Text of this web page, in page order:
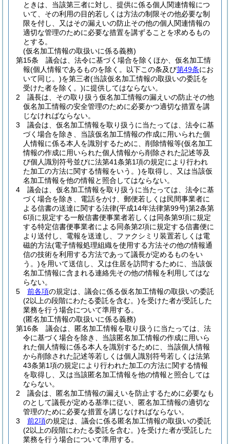
ときは、当該第三者に対し、提供に係る個人関連情報につ
いて、その利用の目的若しくは方法の制限その他必要な制
限を付し、又はその漏えいの防止その他の個人関連情報の
適切な管理のために必要な措置を講ずることを求めるもの
とする。
(仮名加工情報の取扱いに係る義務)
第15条
議会は、法令に基づく場合を除くほか、仮名加工情
報(個人情報であるものを除く。以下この条及び第49条にお
いて同じ。)を第三者(当該仮名加工情報の取扱いの委託を
受けた者を除く。)に提供してはならない。
2
議長は、その取り扱う仮名加工情報の漏えいの防止その他
仮名加工情報の安全管理のために必要かつ適切な措置を講
じなければならない。
3
議会は、仮名加工情報を取り扱うに当たっては、法令に基
づく場合を除き、当該仮名加工情報の作成に用いられた個
人情報に係る本人を識別するために、削除情報等(仮名加工
情報の作成に用いられた個人情報から削除された記述等及
び個人識別符号並びに法第41条第1項の規定により行われ
た加工の方法に関する情報をいう。)を取得し、又は当該仮
名加工情報を他の情報と照合してはならない。
4
議会は、仮名加工情報を取り扱うに当たっては、法令に基
づく場合を除き、電話をかけ、郵便若しくは民間事業者に
よる信書の送達に関する法律(平成14年法律第99号)第2条第
6項に規定する一般信書便事業者若しくは同条第9項に規定
する特定信書便事業者による同条第2項に規定する信書便に
より送付し、電報を送達し、ファクシミリ装置若しくは電
磁的方法(電子情報処理組織を使用する方法その他の情報通
信の技術を利用する方法であって議長が定めるものをい
う。)を用いて送信し、又は住居を訪問するために、当該仮
名加工情報に含まれる連絡先その他の情報を利用してはな
らない。
5
前各項の規定は、議会に係る仮名加工情報の取扱いの委託
(2以上の段階にわたる委託を含む。)を受けた者が受託した
業務を行う場合について準用する。
(匿名加工情報の取扱いに係る義務)
第16条
議会は、匿名加工情報を取り扱うに当たっては、法
令に基づく場合を除き、当該匿名加工情報の作成に用いら
れた個人情報に係る本人を識別するために、当該個人情報
から削除された記述等若しくは個人識別符号若しくは法第
43条第1項の規定により行われた加工の方法に関する情報
を取得し、又は当該匿名加工情報を他の情報と照合しては
ならない。
2
議会は、匿名加工情報の漏えいを防止するために必要なも
のとして議長が定める基準に従い、匿名加工情報の適切な
管理のために必要な措置を講じなければならない。
3
前2項の規定は、議会に係る匿名加工情報の取扱いの委託
(2以上の段階にわたる委託を含む。)を受けた者が受託した
業務を行う場合について準用する。